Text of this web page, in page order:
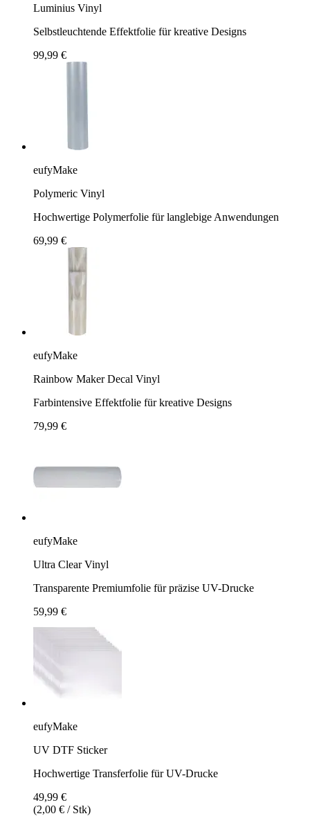
Luminius Vinyl
Selbstleuchtende Effektfolie für kreative Designs
99,99 €
eufyMake
Polymeric Vinyl
Hochwertige Polymerfolie für langlebige Anwendungen
69,99 €
eufyMake
Rainbow Maker Decal Vinyl
Farbintensive Effektfolie für kreative Designs
79,99 €
eufyMake
Ultra Clear Vinyl
Transparente Premiumfolie für präzise UV-Drucke
59,99 €
eufyMake
UV DTF Sticker
Hochwertige Transferfolie für UV-Drucke
49,99 €
(2,00 € / Stk)